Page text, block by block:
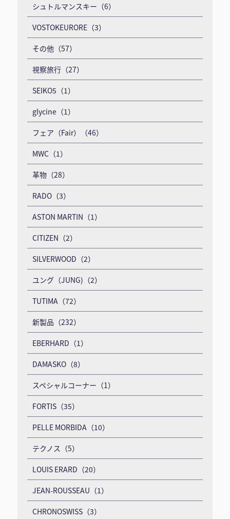
シュトルマンスキー（6）
VOSTOKEURORE（3）
その他（57）
視察旅行（27）
SEIKO5（1）
glycine（1）
フェア（Fair）（46）
MWC（1）
革物（28）
RADO（3）
ASTON MARTIN（1）
CITIZEN（2）
SILVERWOOD（2）
ユング（JUNG)（2）
TUTIMA（72）
新製品（232）
EBERHARD（1）
DAMASKO（8）
スペシャルコーナー（1）
FORTIS（35）
PELLE MORBIDA（10）
テクノス（5）
LOUIS ERARD（20）
JEAN-ROUSSEAU（1）
CHRONOSWISS（3）